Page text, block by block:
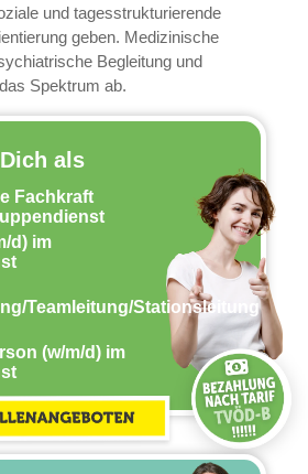
und tagesstrukturierende
geben. Medizinische
Begleitung und
Spektrum ab.
als
Fachkraft
d) im
Teamleitung/Stationsleitung
(w/m/d) im